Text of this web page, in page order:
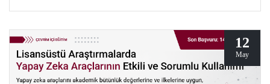
12
May